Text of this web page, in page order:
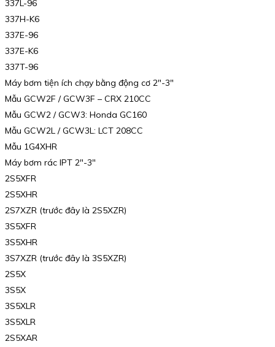
337L-96
337H-K6
337E-96
337E-K6
337T-96
Máy bơm tiện ích chạy bằng động cơ 2″-3″
Mẫu GCW2F / GCW3F – CRX 210CC
Mẫu GCW2 / GCW3: Honda GC160
Mẫu GCW2L / GCW3L: LCT 208CC
Mẫu 1G4XHR
Máy bơm rác IPT 2″-3″
2S5XFR
2S5XHR
2S7XZR (trước đây là 2S5XZR)
3S5XFR
3S5XHR
3S7XZR (trước đây là 3S5XZR)
2S5X
3S5X
3S5XLR
3S5XLR
2S5XAR